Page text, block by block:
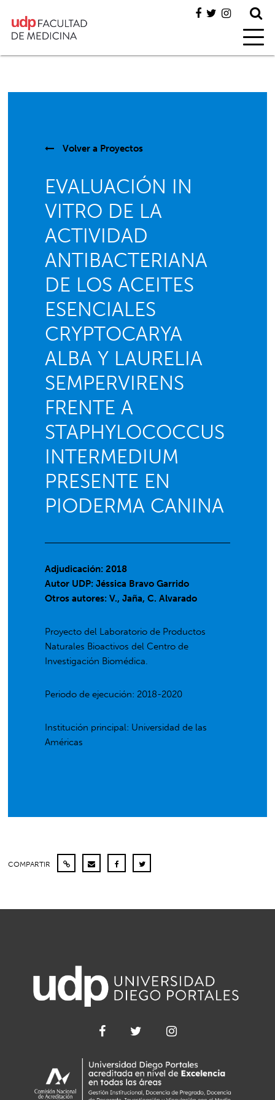
Volver a Proyectos
EVALUACIÓN IN
VITRO DE LA
ACTIVIDAD
ANTIBACTERIANA
DE LOS ACEITES
ESENCIALES
CRYPTOCARYA
ALBA Y LAURELIA
SEMPERVIRENS
FRENTE A
STAPHYLOCOCCUS
INTERMEDIUM
PRESENTE EN
PIODERMA CANINA
Adjudicación: 2018
Autor UDP:Jéssica Bravo Garrido
Otros autores: V., Jaña, C. Alvarado
Proyecto del Laboratorio de Productos
Naturales Bioactivos del Centro de
Investigación Biomédica.
Periodo de ejecución: 2018-2020
Institución principal: Universidad de las
Américas
COMPARTIR